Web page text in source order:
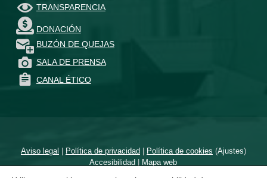
TRANSPARENCIA
DONACIÓN
BUZÓN DE QUEJAS
SALA DE PRENSA
CANAL ÉTICO
Aviso legal | Política de privacidad| Política de cookies (Ajustes)
Accesibilidad | Mapa web